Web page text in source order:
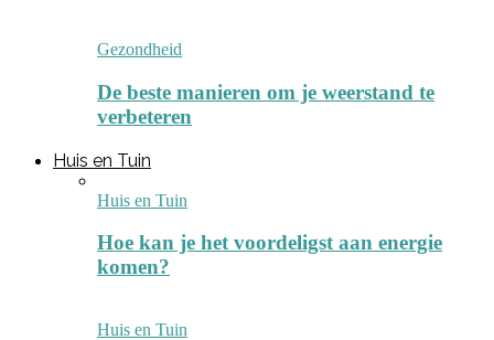
Gezondheid
De beste manieren om je weerstand te
verbeteren
Huis en Tuin
Huis en Tuin
Hoe kan je het voordeligst aan energie
komen?
Huis en Tuin